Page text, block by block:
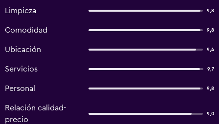
Limpieza 9,8
Comodidad 9,8
Ubicación 9,4
Servicios 9,7
Personal 9,8
Relación calidad-
precio
9,0